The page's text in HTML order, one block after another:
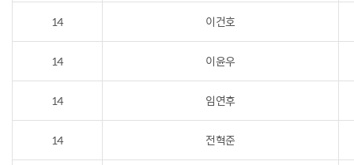
14 이건호
14 이윤우
14 임연후
14 전혁준